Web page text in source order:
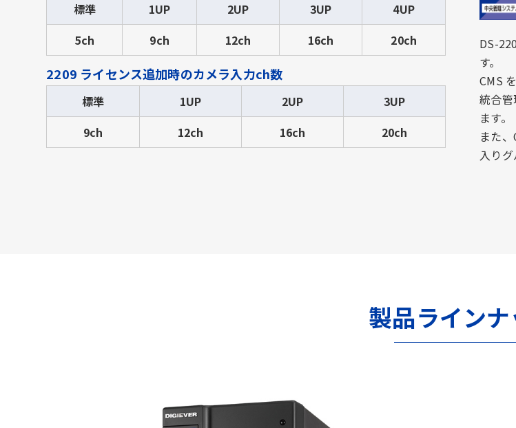
標準 1UP 2UP 3UP
4UP
5ch
9ch 12ch 16ch 20ch
2209 ライセンス追加時のカメラ入力ch数
標準 1UP 2UP
3UP
9ch
12ch 16ch 20ch
DS-
す。
CMS
統合
ます。
また
入りグ
製品ライン